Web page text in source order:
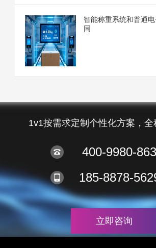
智能称重系统和普通
同
1v1按需求定制个性化方案，全
400-9980-863
185-8878-
立即咨询